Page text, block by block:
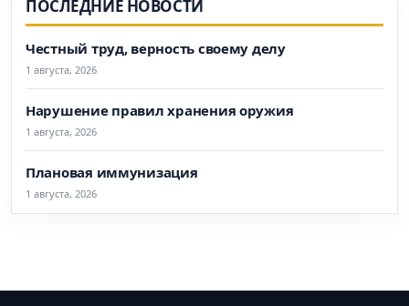
ПОСЛЕДНИЕ НОВОСТИ
Честный труд, верность своему делу
1 августа, 2026
Нарушение правил хранения оружия
1 августа, 2026
Плановая иммунизация
1 августа, 2026